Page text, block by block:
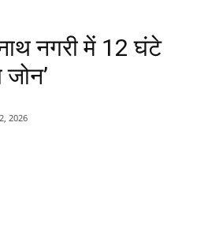
नगरी में 12 घंटे
जोन’
2026